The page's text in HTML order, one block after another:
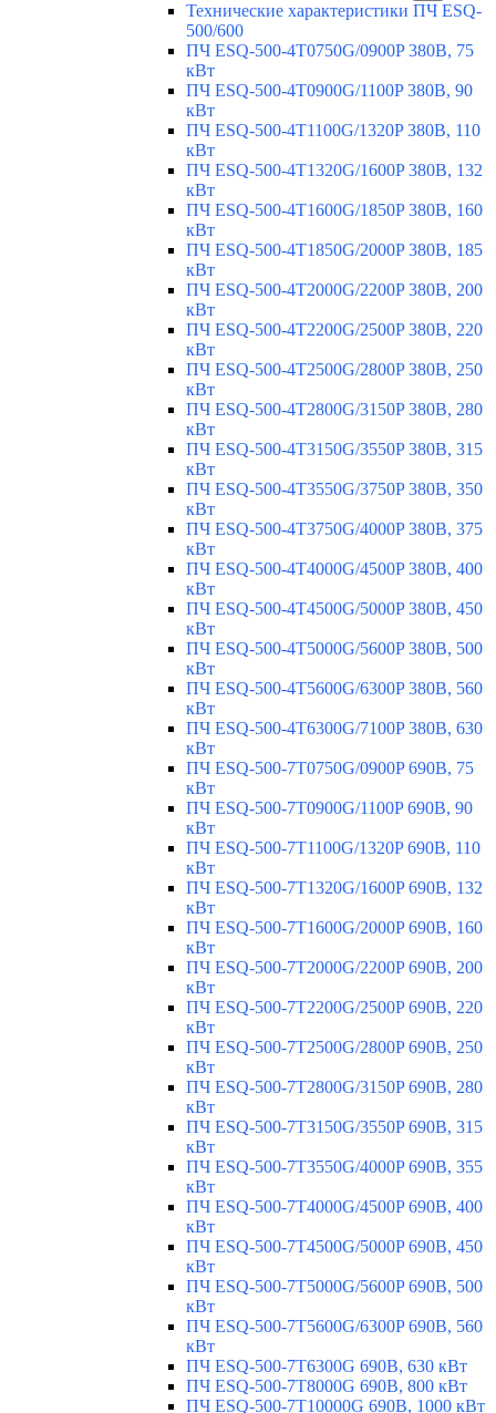
Технические характеристики ПЧ ESQ-
500/600
ПЧ ESQ-500-4T0750G/0900P 380В, 75
кВт
ПЧ ESQ-500-4T0900G/1100P 380В, 90
кВт
ПЧ ESQ-500-4T1100G/1320P 380В, 110
кВт
ПЧ ESQ-500-4T1320G/1600P 380В, 132
кВт
ПЧ ESQ-500-4T1600G/1850P 380В, 160
кВт
ПЧ ESQ-500-4T1850G/2000P 380В, 185
кВт
ПЧ ESQ-500-4T2000G/2200P 380В, 200
кВт
ПЧ ESQ-500-4T2200G/2500P 380В, 220
кВт
ПЧ ESQ-500-4T2500G/2800P 380В, 250
кВт
ПЧ ESQ-500-4T2800G/3150P 380В, 280
кВт
ПЧ ESQ-500-4T3150G/3550P 380В, 315
кВт
ПЧ ESQ-500-4T3550G/3750P 380В, 350
кВт
ПЧ ESQ-500-4T3750G/4000P 380В, 375
кВт
ПЧ ESQ-500-4T4000G/4500P 380В, 400
кВт
ПЧ ESQ-500-4T4500G/5000P 380В, 450
кВт
ПЧ ESQ-500-4T5000G/5600P 380В, 500
кВт
ПЧ ESQ-500-4T5600G/6300P 380В, 560
кВт
ПЧ ESQ-500-4T6300G/7100P 380В, 630
кВт
ПЧ ESQ-500-7T0750G/0900P 690В, 75
кВт
ПЧ ESQ-500-7T0900G/1100P 690В, 90
кВт
ПЧ ESQ-500-7T1100G/1320P 690В, 110
кВт
ПЧ ESQ-500-7T1320G/1600P 690В, 132
кВт
ПЧ ESQ-500-7T1600G/2000P 690В, 160
кВт
ПЧ ESQ-500-7T2000G/2200P 690В, 200
кВт
ПЧ ESQ-500-7T2200G/2500P 690В, 220
кВт
ПЧ ESQ-500-7T2500G/2800P 690В, 250
кВт
ПЧ ESQ-500-7T2800G/3150P 690В, 280
кВт
ПЧ ESQ-500-7T3150G/3550P 690В, 315
кВт
ПЧ ESQ-500-7T3550G/4000P 690В, 355
кВт
ПЧ ESQ-500-7T4000G/4500P 690В, 400
кВт
ПЧ ESQ-500-7T4500G/5000P 690В, 450
кВт
ПЧ ESQ-500-7T5000G/5600P 690В, 500
кВт
ПЧ ESQ-500-7T5600G/6300P 690В, 560
кВт
ПЧ ESQ-500-7T6300G 690В, 630 кВт
ПЧ ESQ-500-7T8000G 690В, 800 кВт
ПЧ ESQ-500-7T10000G 690В, 1000 кВт